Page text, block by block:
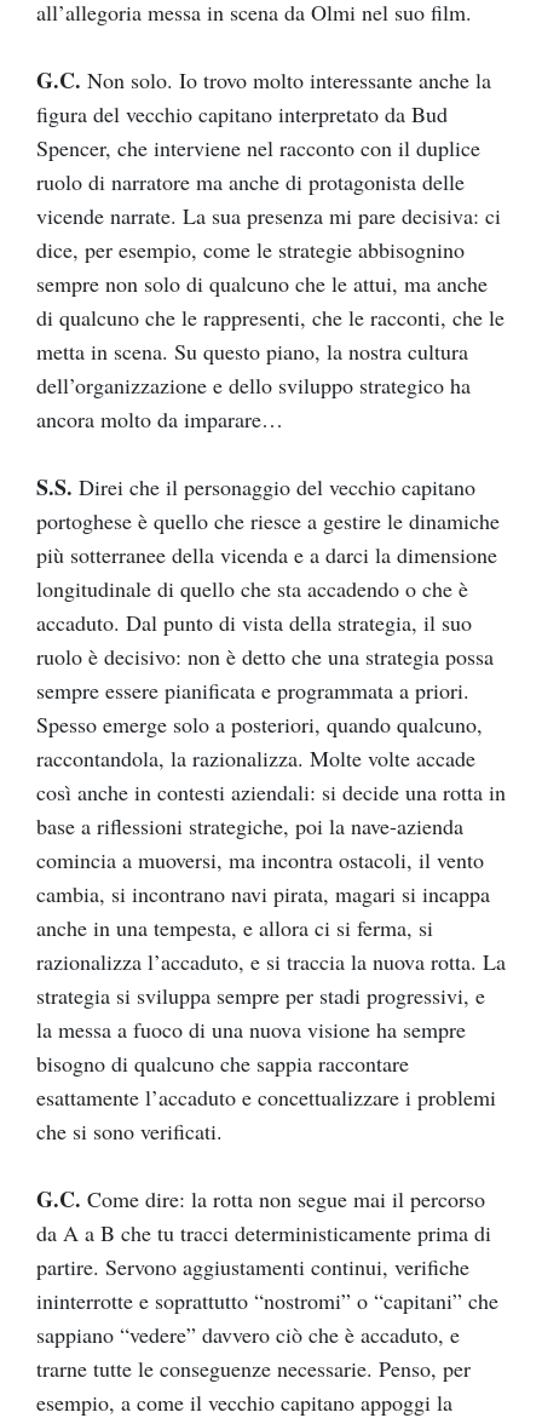
all’allegoria messa in scena da Olmi nel suo film.
G.C. Non solo. Io trovo molto interessante anche la
figura del vecchio capitano interpretato da Bud
Spencer, che interviene nel racconto con il duplice
ruolo di narratore ma anche di protagonista delle
vicende narrate. La sua presenza mi pare decisiva: ci
dice, per esempio, come le strategie abbisognino
sempre non solo di qualcuno che le attui, ma anche
di qualcuno che le rappresenti, che le racconti, che le
metta in scena. Su questo piano, la nostra cultura
dell’organizzazione e dello sviluppo strategico ha
ancora molto da imparare…
S.S. Direi che il personaggio del vecchio capitano
portoghese è quello che riesce a gestire le dinamiche
più sotterranee della vicenda e a darci la dimensione
longitudinale di quello che sta accadendo o che è
accaduto. Dal punto di vista della strategia, il suo
ruolo è decisivo: non è detto che una strategia possa
sempre essere pianificata e programmata a priori.
Spesso emerge solo a posteriori, quando qualcuno,
raccontandola, la razionalizza. Molte volte accade
così anche in contesti aziendali: si decide una rotta in
base a riflessioni strategiche, poi la nave-azienda
comincia a muoversi, ma incontra ostacoli, il vento
cambia, si incontrano navi pirata, magari si incappa
anche in una tempesta, e allora ci si ferma, si
razionalizza l’accaduto, e si traccia la nuova rotta. La
strategia si sviluppa sempre per stadi progressivi, e
la messa a fuoco di una nuova visione ha sempre
bisogno di qualcuno che sappia raccontare
esattamente l’accaduto e concettualizzare i problemi
che si sono verificati.
G.C. Come dire: la rotta non segue mai il percorso
da A a B che tu tracci deterministicamente prima di
partire. Servono aggiustamenti continui, verifiche
ininterrotte e soprattutto “nostromi” o “capitani” che
sappiano “vedere” davvero ciò che è accaduto, e
trarne tutte le conseguenze necessarie. Penso, per
esempio, a come il vecchio capitano appoggi la